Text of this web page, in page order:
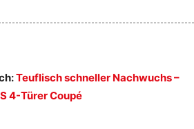
Teuflisch schneller Nachwuchs –
4-Türer Coupé